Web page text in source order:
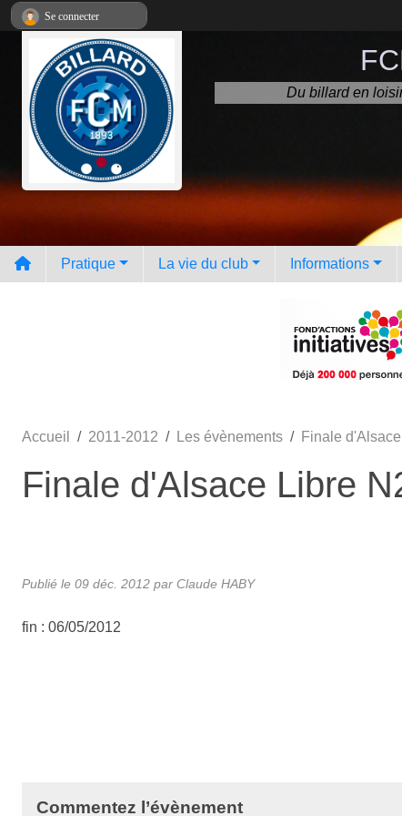
Du billard en
Pratique La vie du club Informations
Accueil 2011-2012 Les évènements Finale
Finale d'Alsace Libre
Publié le 09 déc. 2012 par Claude HABY
fin : 06/05/2012
Commentez l’évènement
Se connecter
Panneau de gestion des cookies